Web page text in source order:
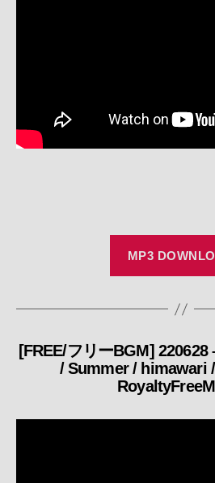
MP3
カ
テ
ゴ
ー
[FREE/フリーBGM]
/ Summer / himawari